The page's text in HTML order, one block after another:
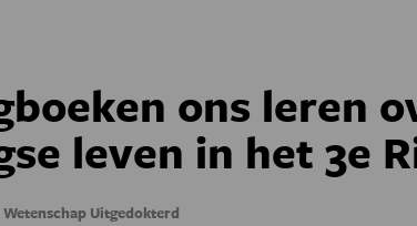
ons leren
leven in het 3e
Uitgedokterd